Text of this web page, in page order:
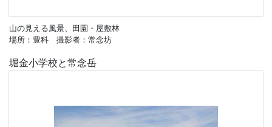
山の見える風景、田園・屋敷林
場所：豊科 撮影者：常念坊
堀金小学校と常念岳